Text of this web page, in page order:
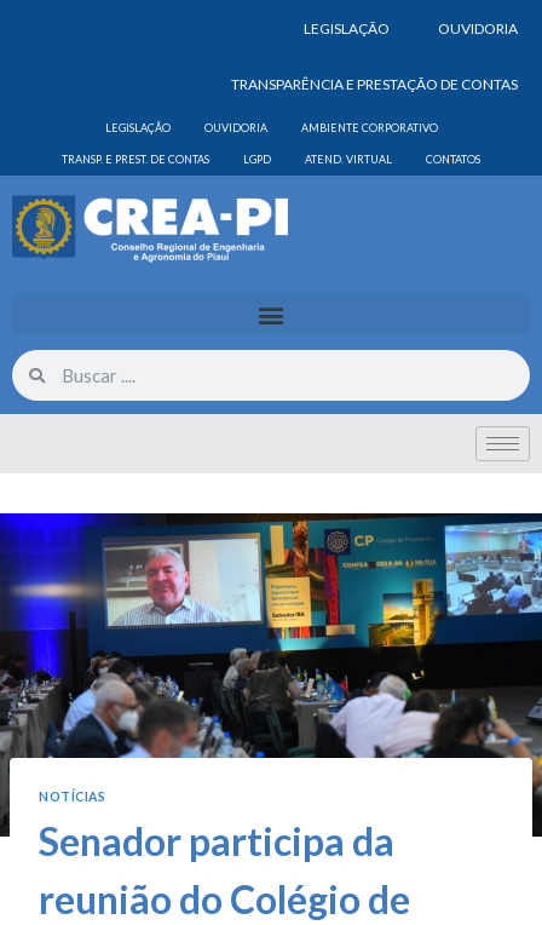
LEGISLAÇÃO OUVIDORIA
TRANSPARÊNCIA E PRESTAÇÃO DE CONTAS
LEGISLAÇÃO OUVIDORIA AMBIENTE CORPORATIVO
TRANSP. E PREST. DE CONTAS LGPD ATEND. VIRTUAL CONTATOS
NOTÍCIAS
Senador participa da
reunião do Colégio de